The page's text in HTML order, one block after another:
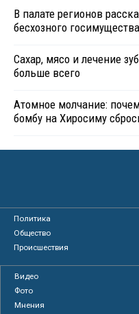
В палате регионов
бесхозного госимущества
Сахар, мясо и лечение
больше всего
Атомное молчание:
бомбу на Хиросиму
Политика
Общество
Происшествия
Видео
Фото
Мнения